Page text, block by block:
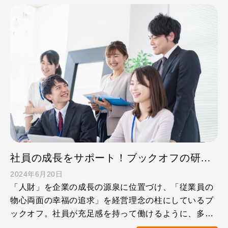
社員の成長をサポート！ブックオフの研修の特徴を紹介します
2024年6月20日
「人財」を企業の成長の源泉に位置づけ、「従業員の
物心両面の幸福の追求」を経営理念の柱にしているブ
ックオフ。社員が充足感を持って働けるように、多様